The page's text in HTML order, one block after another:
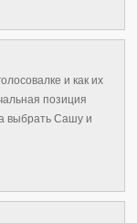
и как их
позиция
выбрать Сашу и